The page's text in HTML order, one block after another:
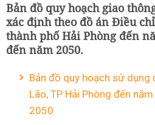
Bản đồ quy hoạch giao
xác định theo đồ án Điều
thành phố Hải Phòng đến
đến năm 2050.
Bản đồ quy hoạch sử dụng
Lão, TP Hải Phòng đến
2050